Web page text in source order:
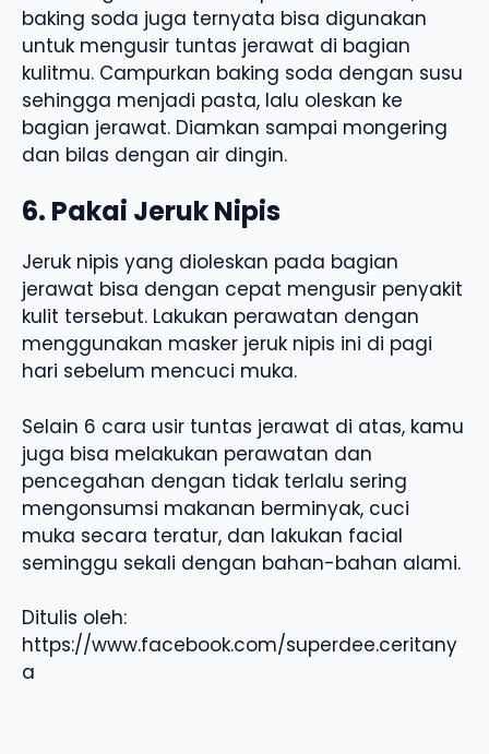
baking soda juga ternyata bisa digunakan
untuk mengusir tuntas jerawat di bagian
kulitmu. Campurkan baking soda dengan susu
sehingga menjadi pasta, lalu oleskan ke
bagian jerawat. Diamkan sampai mongering
dan bilas dengan air dingin.
6. Pakai Jeruk Nipis
Jeruk nipis yang dioleskan pada bagian
jerawat bisa dengan cepat mengusir penyakit
kulit tersebut. Lakukan perawatan dengan
menggunakan masker jeruk nipis ini di pagi
hari sebelum mencuci muka.
Selain 6 cara usir tuntas jerawat di atas, kamu
juga bisa melakukan perawatan dan
pencegahan dengan tidak terlalu sering
mengonsumsi makanan berminyak, cuci
muka secara teratur, dan lakukan facial
seminggu sekali dengan bahan-bahan alami.
Ditulis oleh:
https://www.facebook.com/superdee.ceritany
a